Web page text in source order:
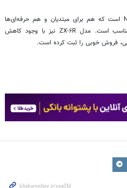
ستاره فروش کاوازاکی، Ninja ۴۰۰ است که هم برای مبتدیان و هم حرفه‌ای‌ها
جذاب بوده و برای پیست نیز مناسب است. مدل ZX-۶R نیز با وجود کاهش